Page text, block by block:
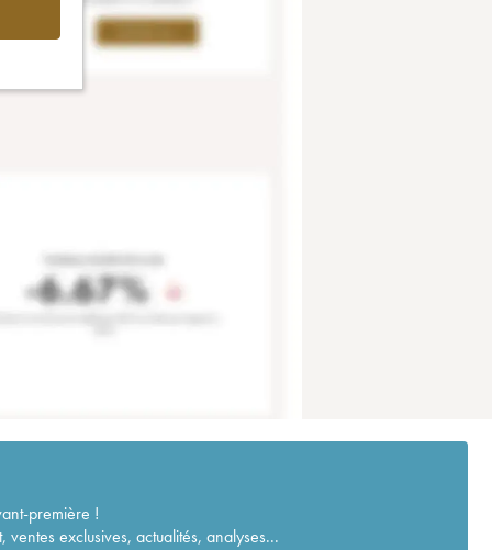
première !
exclusives, actualités, analyses...